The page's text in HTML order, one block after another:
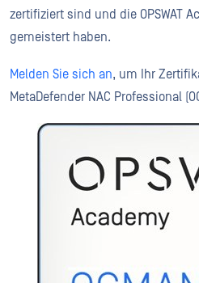
zertifiziert sind und die OPSWAT
gemeistert haben.
Melden Sie sich an, um Ihr
MetaDefender NAC Professional